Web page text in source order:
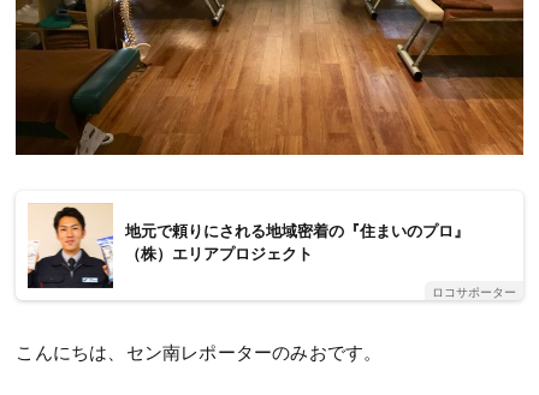
地元で頼りにされる地域密着の『住まいのプロ』
（株）エリアプロジェクト
ロコサポーター
こんにちは、セン南レポーターのみおです。